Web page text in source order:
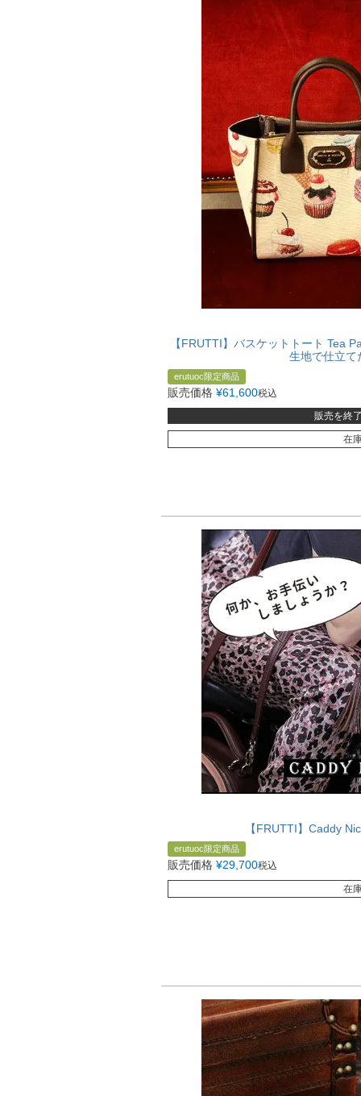
【FRUTTI】バスケットトート Tea
生地で仕立て
erutuoc限定商品
販売価格 ¥61,600税込
販売を終
在
【FRUTTI】Caddy
erutuoc限定商品
販売価格 ¥29,700税込
在